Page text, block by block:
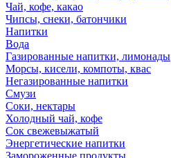
Чай, кофе, какао
Чипсы, снеки, батончики
Напитки
Вода
Газированные напитки, лимонады
Морсы, кисели, компоты, квас
Негазированные напитки
Смузи
Соки, нектары
Холодный чай, кофе
Сок свежевыжатый
Энергетические напитки
Замороженные продукты